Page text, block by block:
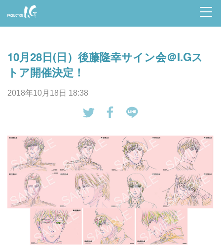
Prod
n I.G
10月28日(日）後藤隆幸サイン会＠I.Gス
トア開催決定！
2018年10月18日 18:38
eet
す
る
ce
で
シ
ェ
ア
す
る
NE
で
送
る